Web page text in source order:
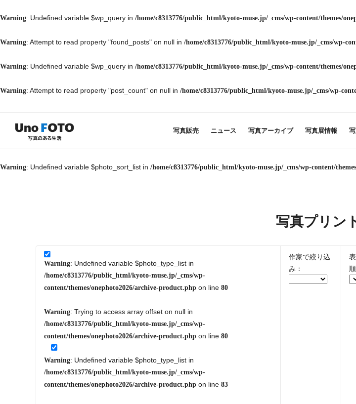
Warning: Undefined variable $wp_query in /home/c8313776/public_html/kyoto-muse.jp/_cms/wp-content/themes/
Warning: Attempt to read property "found_posts" on null in /home/c8313776/public_html/kyoto-muse.jp/_cms/wp-
Warning: Undefined variable $wp_query in /home/c8313776/public_html/kyoto-muse.jp/_cms/wp-content/themes/
Warning: Attempt to read property "post_count" on null in /home/c8313776/public_html/kyoto-muse.jp/_cms/wp-
写真販売 ニュース 写真アーカイブ 写真展情報
Warning: Undefined variable $photo_sort_list in /home/c8313776/public_html/kyoto-muse.jp/_cms/wp-content/
写真プリン
Warning: Undefined variable $photo_type_list in
/home/c8313776/public_html/kyoto-muse.jp/_cms/wp-
content/themes/onephoto2026/archive-product.php on line 80
Warning: Trying to access array offset on null in
/home/c8313776/public_html/kyoto-muse.jp/_cms/wp-
content/themes/onephoto2026/archive-product.php on line 80
Warning: Undefined variable $photo_type_list in
/home/c8313776/public_html/kyoto-muse.jp/_cms/wp-
content/themes/onephoto2026/archive-product.php on line 83
作家で絞り込
み：